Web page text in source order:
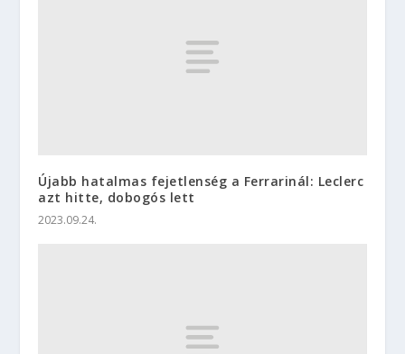
Újabb hatalmas fejetlenség a Ferrarinál: Leclerc
azt hitte, dobogós lett
2023.09.24.